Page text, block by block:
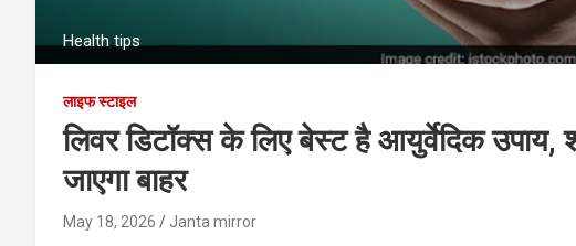
Health tips
लाइफ स्टाइल
लिवर डिटॉक्स के लिए बेस्ट है आयुर्वेदिक उपाय,
जाएगा बाहर
May 18, 2026 Janta mirror